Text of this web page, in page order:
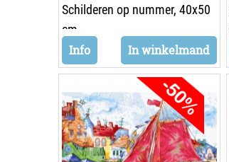
Schilderen op nummer, 40x50
cm
Info
In winkelmand